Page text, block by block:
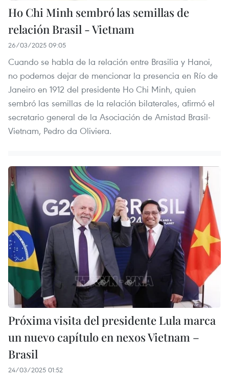
Ho Chi Minh sembró las semillas de
relación Brasil - Vietnam
26/03/2025 09:05
Cuando se habla de la relación entre Brasilia y Hanoi,
no podemos dejar de mencionar la presencia en Río de
Janeiro en 1912 del presidente Ho Chi Minh, quien
sembró las semillas de la relación bilaterales, afirmó el
secretario general de la Asociación de Amistad Brasil-
Vietnam, Pedro da Oliviera.
Próxima visita del presidente Lula marca
un nuevo capítulo en nexos Vietnam –
Brasil
24/03/2025 01:52